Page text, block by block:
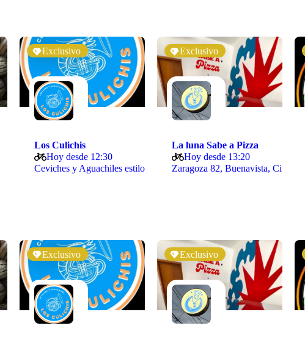
Exclusivo
Los Culichis
Hoy desde 12:30
Exclusivo
La luna Sabe a Pizza
Hoy desde 13:20
Exclusivo Exclusivo